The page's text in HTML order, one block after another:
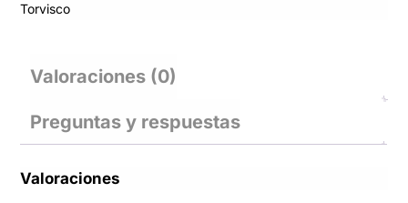
Torvisco
Valoraciones (0)
Preguntas y respuestas
Valoraciones